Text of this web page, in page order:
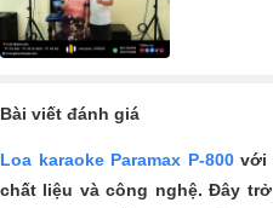
Bài viết đánh giá
Loa karaoke Paramax P-800với
chất liệu và công nghệ. Đây